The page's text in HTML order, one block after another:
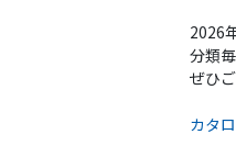
2026
分類
ぜひ
カタ